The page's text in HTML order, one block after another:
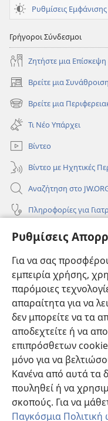
Ρυθμίσεις
Για να σας
εμπειρία χρήσης,
παρόμοιες
απαραίτητα για να
δεν μπορείτε να τα
αποδεχτείτε ή να
επιπρόσθετων
μόνο για να
Κανένα από αυτά τα
πουληθεί ή να
σκοπούς. Για να
Παγκόσμια
Ρυθμίσεις Εμφάνισης
Γρήγοροι Σύνδεσμοι
Ζητήστε μια Επίσκεψη
Βρείτε μια Συνάθροιση
(ανοίγει
νέο
παράθυρο)
Βρείτε μια
(ανοίγει
νέο
παράθυρο)
Τι Νέο Υπάρχει
Βίντεο
Βίντεο με Ηχητικές
Αναζήτηση στο
Πληροφορίες για
Πληροφορίες για
Συνεισφορές
(ανοίγει
παράθυρο)ΔΙΑΔΙΚΤΥΑΚΗ
(ανοίγει
νέο
παράθυρο)
JW Hub
(ανοίγει
νέο
παράθυρο)JW Library®
Βιβλιοθήκη της